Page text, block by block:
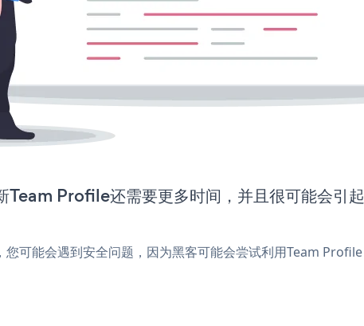
Team Profile还需要更多时间，并且很可能会引起
您可能会遇到安全问题，因为黑客可能会尝试利用Team Profile